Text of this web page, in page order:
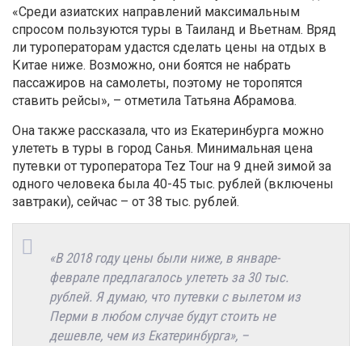
«Среди азиатских направлений максимальным
спросом пользуются туры в Таиланд и Вьетнам. Вряд
ли туроператорам удастся сделать цены на отдых в
Китае ниже. Возможно, они боятся не набрать
пассажиров на самолеты, поэтому не торопятся
ставить рейсы», – отметила Татьяна Абрамова.
Она также рассказала, что из Екатеринбурга можно
улететь в туры в город Санья. Минимальная цена
путевки от туроператора Tez Tour на 9 дней зимой за
одного человека была 40-45 тыс. рублей (включены
завтраки), сейчас – от 38 тыс. рублей.
«В 2018 году цены были ниже, в январе-
феврале предлагалось улететь за 30 тыс.
рублей. Я думаю, что путевки с вылетом из
Перми в любом случае будут стоить не
дешевле, чем из Екатеринбурга», –